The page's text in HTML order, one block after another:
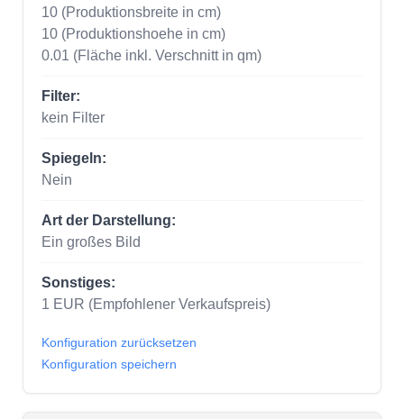
10 (Produktionsbreite in cm)
10 (Produktionshoehe in cm)
0.01 (Fläche inkl. Verschnitt in qm)
Filter:
kein Filter
Spiegeln:
Nein
Art der Darstellung:
Ein großes Bild
Sonstiges:
1 EUR (Empfohlener Verkaufspreis)
Konfiguration zurücksetzen
Konfiguration speichern